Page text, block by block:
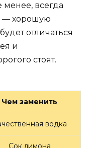
всегда
— хорошую
отличаться
и
стоят.
Чем заменить
водка
Сок лимона